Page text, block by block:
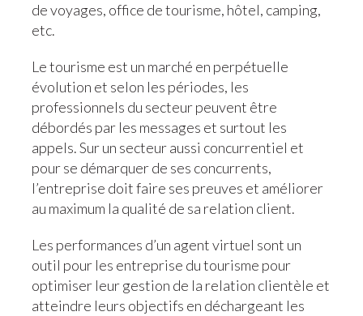
de voyages, office de tourisme, hôtel, camping,
etc.
Le tourisme est un marché en perpétuelle
évolution et selon les périodes, les
professionnels du secteur peuvent être
débordés par les messages et surtout les
appels. Sur un secteur aussi concurrentiel et
pour se démarquer de ses concurrents,
l’entreprise doit faire ses preuves et améliorer
au maximum la qualité de sa relation client.
Les performances d’un agent virtuel sont un
outil pour les entreprise du tourisme pour
optimiser leur gestion de la relation clientèle et
atteindre leurs objectifs en déchargeant les